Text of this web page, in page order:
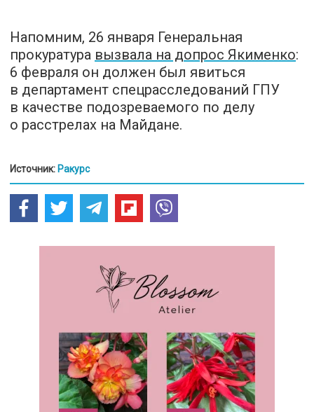
Напомним, 26 января Генеральная
прокуратура вызвала на допрос Якименко:
6 февраля он должен был явиться
в департамент спецрасследований ГПУ
в качестве подозреваемого по делу
о расстрелах на Майдане.
Источник: Ракурс